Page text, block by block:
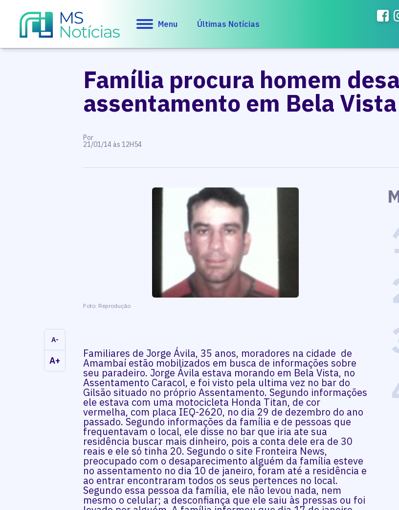
Menu Últimas Notícias
Família procura homem
assentamento em Bela Vista
Por
21/01/14 às 12H54
Foto: Reprodução
A-
A+
Familiares de Jorge Ávila, 35 anos, moradores na cidade de
Amambaí estão mobilizados em busca de informações sobre
seu paradeiro. Jorge Ávila estava morando em Bela Vista, no
Assentamento Caracol, e foi visto pela ultima vez no bar do
Gilsão situado no próprio Assentamento. Segundo informações
ele estava com uma motocicleta Honda Titan, de cor
vermelha, com placa IEQ-2620, no dia 29 de dezembro do ano
passado. Segundo informações da família e de pessoas que
frequentavam o local, ele disse no bar que iria ate sua
residência buscar mais dinheiro, pois a conta dele era de 30
reais e ele só tinha 20. Segundo o site Fronteira News,
preocupado com o desaparecimento alguém da família esteve
no assentamento no dia 10 de janeiro, foram até a residência e
ao entrar encontraram todos os seus pertences no local.
Segundo essa pessoa da família, ele não levou nada, nem
mesmo o celular; a desconfiança que ele saiu às pressas ou foi